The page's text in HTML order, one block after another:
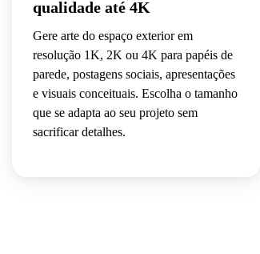
qualidade até 4K
Gere arte do espaço exterior em
resolução 1K, 2K ou 4K para papéis de
parede, postagens sociais, apresentações
e visuais conceituais. Escolha o tamanho
que se adapta ao seu projeto sem
sacrificar detalhes.